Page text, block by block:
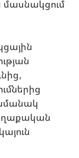
մասնակցում